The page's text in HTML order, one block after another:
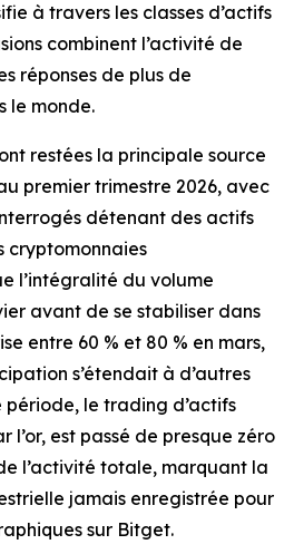
à travers les classes d’actifs
combinent l’activité de
réponses de plus de
le monde.
restées la principale source
premier trimestre 2026, avec
détenant des actifs
cryptomonnaies
l’intégralité du volume
avant de se stabiliser dans
entre 60 % et 80 % en mars,
s’étendait à d’autres
période, le trading d’actifs
l’or, est passé de presque zéro
l’activité totale, marquant la
jamais enregistrée pour
sur Bitget.